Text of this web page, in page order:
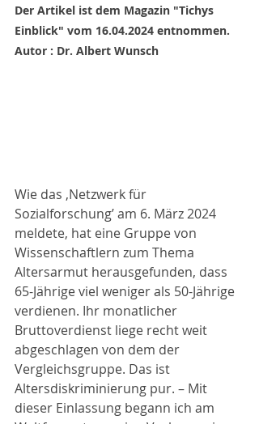
Der Artikel ist dem Magazin "Tichys
Einblick" vom 16.04.2024 entnommen.
Autor : Dr. Albert Wunsch
Wie das ‚Netzwerk für
Sozialforschung’ am 6. März 2024
meldete, hat eine Gruppe von
Wissenschaftlern zum Thema
Altersarmut herausgefunden, dass
65-Jährige viel weniger als 50-Jährige
verdienen. Ihr monatlicher
Bruttoverdienst liege recht weit
abgeschlagen von dem der
Vergleichsgruppe. Das ist
Altersdiskriminierung pur. – Mit
dieser Einlassung begann ich am